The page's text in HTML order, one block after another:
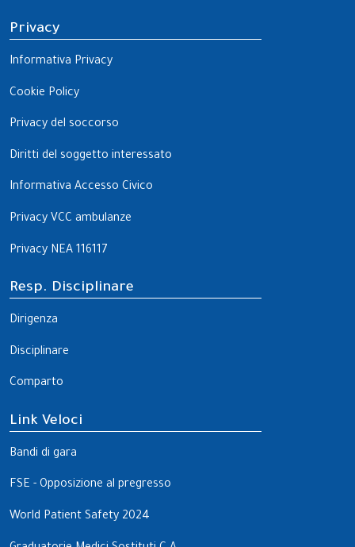
Privacy
Informativa Privacy
Cookie Policy
Privacy del soccorso
Diritti del soggetto interessato
Informativa Accesso Civico
Privacy VCC ambulanze
Privacy NEA 116117
Resp. Disciplinare
Dirigenza
Disciplinare
Comparto
Link Veloci
Bandi di gara
FSE - Opposizione al pregresso
World Patient Safety 2024